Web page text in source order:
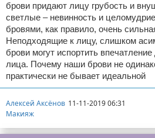
брови придают лицу грубость и
светлые – невинность и
бровями, как правило, очень
Неподходящие к лицу, слишком
брови могут испортить
лица. Почему наши брови не
практически не бывает идеальной
Алексей Аксёнов 11-11-2019 06:31
Макияж